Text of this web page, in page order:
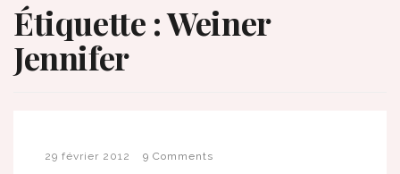
Étiquette :Weiner
Jennifer
29 février 2012 9 Comments